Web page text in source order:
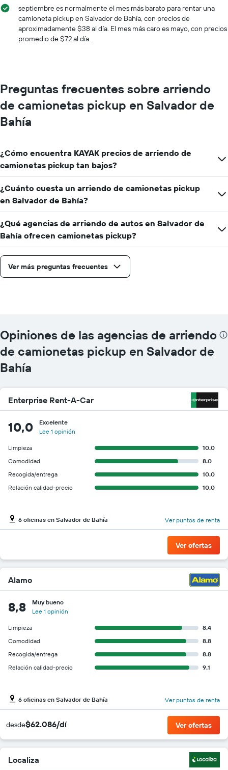
de
autos.
El
gráfico
que
indica
el
precio
más
un
auto
de
renta
empresa.
septiembre es normalmente el mes más barato para rentar una
camioneta pickup en Salvador de Bahía, con precios de
aproximadamente $38 al día. El mes más caro es mayo, con precios
promedio de $72 al día.
Preguntas frecuentes sobre arriendo
de camionetas pickup en Salvador de
Bahía
¿Cómo encuentra KAYAK precios de arriendo de
camionetas pickup tan bajos?
¿Cuánto cuesta un arriendo de camionetas pickup
en Salvador de Bahía?
¿Qué agencias de arriendo de autos en Salvador de
Bahía ofrecen camionetas pickup?
Ver más preguntas frecuentes
Opiniones de las agencias de arriendo
de camionetas pickup en Salvador de
Bahía
Enterprise Rent-A-Car
10,0
Excelente
Lee 1 opinión
Limpieza
10.0
Comodidad
8.0
Recogida/entrega
10.0
Relación calidad-precio
10.0
6 oficinas en Salvador de Bahía Ver puntos de renta
Ver ofertas
Alamo
8,8
Muy bueno
Lee 1 opinión
Limpieza
8.4
Comodidad
8.8
Recogida/entrega
8.8
Relación calidad-precio
9.1
6 oficinas en Salvador de Bahía Ver puntos de renta
desde$62.086/dí Ver ofertas
Localiza